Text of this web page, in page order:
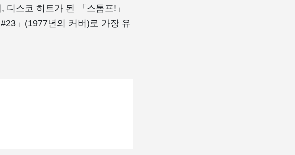
스코 히트가 된 「스톰프!」
」(1977년의 커버)로 가장 유